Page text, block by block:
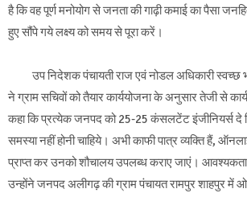
है कि वह पूर्ण मनोयोग से जनता की गाढ़ी कमाई का पैसा
हुए सौंपे गये लक्ष्य को समय से पूरा करें।
उप निदेशक पंचायती राज एवं नोडल अधिकारी स्वच्छ
ने ग्राम सचिवों को तैयार कार्ययोजना के अनुसार तेजी से
कहा कि प्रत्येक जनपद को 25-25 कंसलटेंट इंजीनियर्स दे
समस्या नहीं होनी चाहिये। अभी काफी पात्र व्यक्ति हैं,
प्राप्त कर उनको शौचालय उपलब्ध कराए जाएं। आवश्यकता
उन्होंने जनपद अलीगढ़ की ग्राम पंचायत रामपुर शाहपुर में